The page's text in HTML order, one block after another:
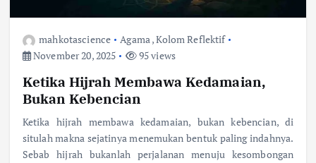
mahkotascience Agama,Kolom Reflektif
November 20, 2025
95 views
Ketika Hijrah Membawa Kedamaian,
Bukan Kebencian
Ketika hijrah membawa kedamaian, bukan kebencian, di
situlah makna sejatinya menemukan bentuk paling indahnya.
Sebab hijrah bukanlah perjalanan menuju kesombongan